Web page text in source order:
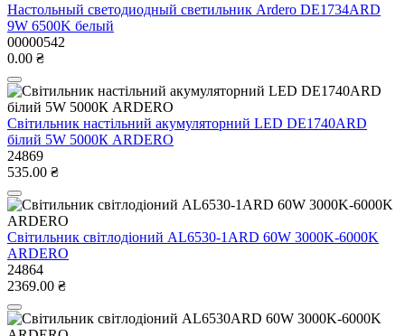
Настольный светодиодный светильник Ardero DE1734ARD
9W 6500K белый
00000542
0.00 ₴
Свiтильник настiльний акумуляторний LED DE1740ARD
білий 5W 5000К ARDERO
24869
535.00 ₴
Світильник світлодіоний AL6530-1ARD 60W 3000K-6000K
ARDERO
24864
2369.00 ₴